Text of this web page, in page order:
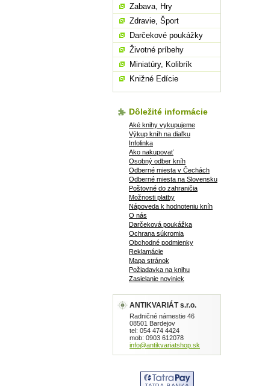
Zabava, Hry
Zdravie, Šport
Darčekové poukážky
Životné príbehy
Miniatúry, Kolibrík
Knižné Edície
Dôležité informácie
Aké knihy vykupujeme
Výkup kníh na diaľku
Infolinka
Ako nakupovať
Osobný odber kníh
Odberné miesta v Čechách
Odberné miesta na Slovensku
Poštovné do zahraničia
Možnosti platby
Nápoveda k hodnoteniu kníh
O nás
Darčeková poukážka
Ochrana súkromia
Obchodné podmienky
Reklamácie
Mapa stránok
Požiadavka na knihu
Zasielanie noviniek
ANTIKVARIÁT s.r.o.
Radničné námestie 46
08501 Bardejov
tel: 054 474 4424
mob: 0903 612078
info@antikvariatshop.sk